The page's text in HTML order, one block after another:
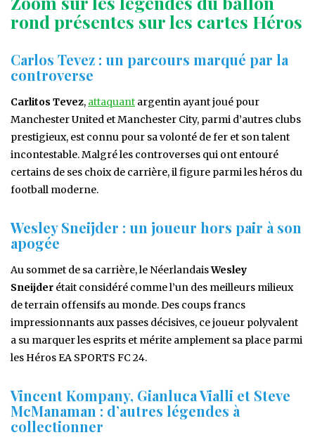
rond présentes sur les cartes Héros
Carlos Tevez : un parcours marqué par la
controverse
Carlitos Tevez, attaquant argentin ayant joué pour
Manchester United et Manchester City, parmi d’autres clubs
prestigieux, est connu pour sa volonté de fer et son talent
incontestable. Malgré les controverses qui ont entouré
certains de ses choix de carrière, il figure parmi les héros du
football moderne.
Wesley Sneijder : un joueur hors pair à son
apogée
Au sommet de sa carrière, le NéerlandaisWesley
Sneijder était considéré comme l’un des meilleurs milieux
de terrain offensifs au monde. Des coups francs
impressionnants aux passes décisives, ce joueur polyvalent
a su marquer les esprits et mérite amplement sa place parmi
les Héros EA SPORTS FC 24.
Vincent Kompany, Gianluca Vialli et Steve
McManaman : d’autres légendes à
collectionner